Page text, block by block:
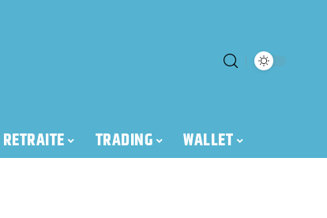
RETRAITE TRADING WALLET